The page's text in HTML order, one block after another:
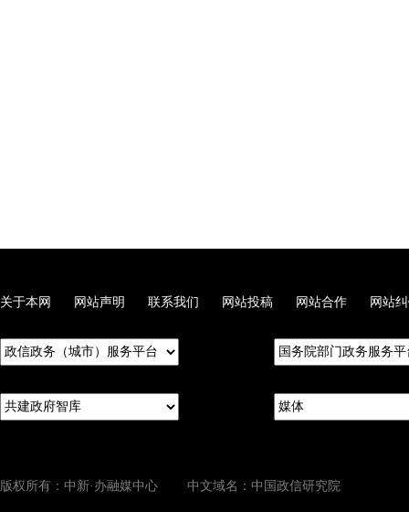
关于本网 网站声明 联系我们 网站投稿 网站合作 网站
版权所有：中新·办融媒中心 中文域名：中国政信研究院